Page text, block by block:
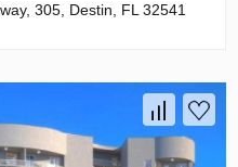
305, Destin, FL 32541